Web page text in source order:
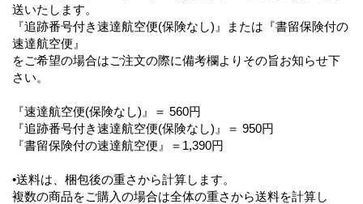
送いたします。
『追跡番号付き速達航空便(保険なし)』または『書留保険付の
速達航空便』
をご希望の場合はご注文の際に備考欄よりその旨お知らせ下
さい。
『速達航空便(保険なし)』＝ 560円
『追跡番号付き速達航空便(保険なし)』＝ 950円
『書留保険付の速達航空便』＝1,390円
•送料は、梱包後の重さから計算します。
複数の商品をご購入の場合は全体の重さから送料を計算し